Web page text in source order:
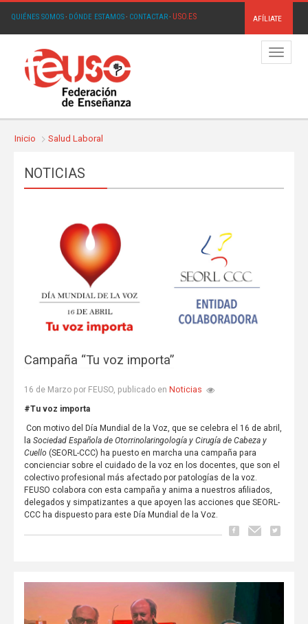
QUIÉNES SOMOS· DÓNDE ESTAMOS· CONTACTAR· USO.ES AFÍLIATE
Menú
Inicio Salud Laboral
NOTICIAS
Campaña “Tu voz importa”
16 de Marzo por FEUSO, publicado en Noticias
#Tu voz importa
Con motivo del Día Mundial de la Voz, que se celebra el 16 de abril,
la Sociedad Española de Otorrinolaringología y Cirugía de Cabeza y
Cuello (SEORL-CCC) ha puesto en marcha una campaña para
concienciar sobre el cuidado de la voz en los docentes, que son el
colectivo profesional más afectado por patologías de la voz.
FEUSO colabora con esta campaña y anima a nuestros afiliados,
delegados y simpatizantes a que apoyen las acciones que SEORL-
CCC ha dispuesto para este Día Mundial de la Voz.